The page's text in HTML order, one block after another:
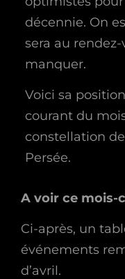
décennie. On
sera au
manquer.
Voici sa
courant du
constellation
Persée.
A voir ce mois-
Ci-après, un
événements
d’avril.